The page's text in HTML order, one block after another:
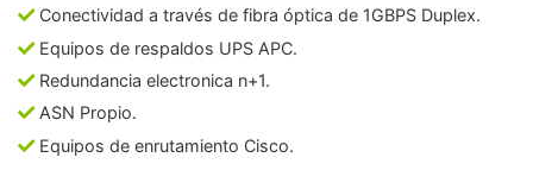
Conectividad a través de fibra óptica de 1GBPS Duplex.
Equipos de respaldos UPS APC.
Redundancia electronica n+1.
ASN Propio.
Equipos de enrutamiento Cisco.